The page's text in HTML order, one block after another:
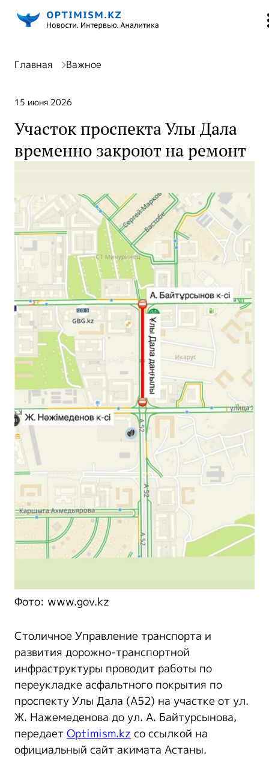
Главная Важное
15 июня 2026
Участок проспекта Улы Дала
временно закроют на ремонт
Фото: www.gov.kz
Столичное Управление транспорта и
развития дорожно-транспортной
инфраструктуры проводит работы по
переукладке асфальтного покрытия по
проспекту Улы Дала (А52) на участке от ул.
Ж. Нажемеденова до ул. А. Байтурсынова,
передает Optimism.kz со ссылкой на
официальный сайт акимата Астаны.